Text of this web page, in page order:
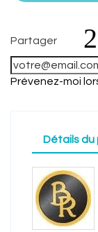
Partager
Prévenez-moi
Détails du